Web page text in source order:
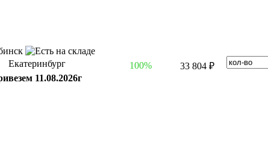
Екатеринбург
11.08.2026г
100% 33 804 ₽